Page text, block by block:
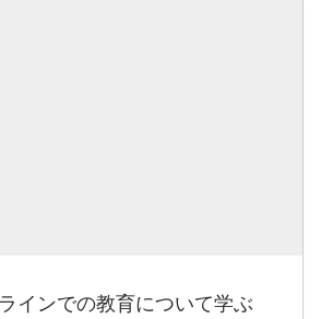
インでの教育について学ぶ